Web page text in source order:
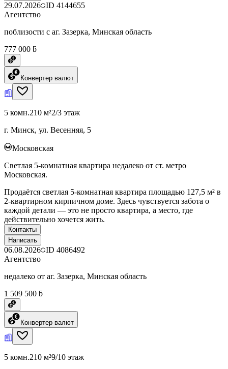
29.07.2026 ID 4144655
Агентство
поблизости с аг. Зазерка, Минская область
777 000 ƃ
Конвертер валют
5 комн.210 м²2/3 этаж
г. Минск, ул. Весенняя, 5
Московская
Светлая 5-комнатная квартира недалеко от ст. метро
Московская.
Продаётся светлая 5-комнатная квартира площадью 127,5 м² в
2-квартирном кирпичном доме. Здесь чувствуется забота о
каждой детали — это не просто квартира, а место, где
действительно хочется жить.
Контакты
Написать
06.08.2026 ID 4086492
Агентство
недалеко от аг. Зазерка, Минская область
1 509 500 ƃ
Конвертер валют
5 комн.210 м²9/10 этаж